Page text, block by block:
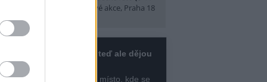
(Tábory, výlety a pobytové akce, Praha 18